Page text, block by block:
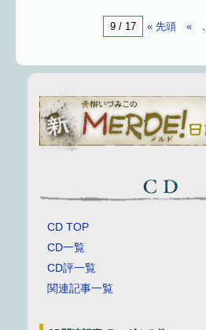
9 / 17 « 先頭 «
CD TOP
CD一覧
CD評一覧
関連記事一覧